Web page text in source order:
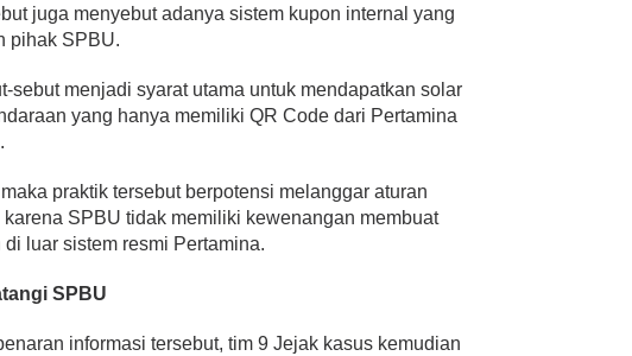
juga menyebut adanya sistem kupon internal yang
pihak SPBU.
sebut menjadi syarat utama untuk mendapatkan solar
yang hanya memiliki QR Code dari Pertamina
praktik tersebut berpotensi melanggar aturan
SPBU tidak memiliki kewenangan membuat
luar sistem resmi Pertamina.
SPBU
informasi tersebut, tim 9 Jejak kasus kemudian